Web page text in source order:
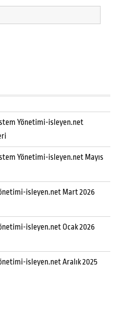
Yönetimi-isleyen.net
Yönetimi-isleyen.net Mayıs
isleyen.net Mart 2026
isleyen.net Ocak 2026
isleyen.net Aralık 2025